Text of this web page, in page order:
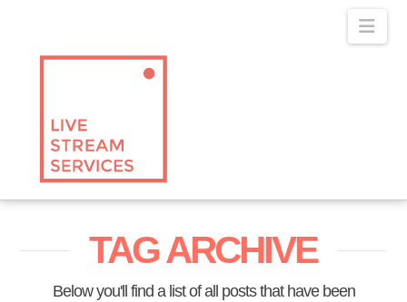
TAG ARCHIVE
Below you'll find a list of all posts that have been